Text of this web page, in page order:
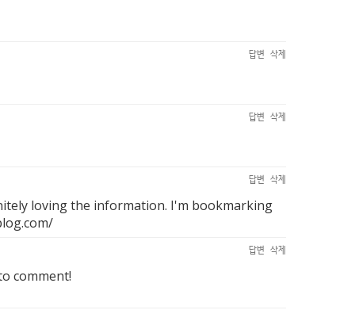
답변 삭제
답변 삭제
답변 삭제
loving the information. I'm bookmarking
답변 삭제
comment!